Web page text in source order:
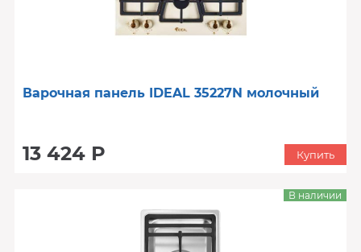
Варочная панель IDEAL 35227N молочный
13 424 Р Купить
В наличии